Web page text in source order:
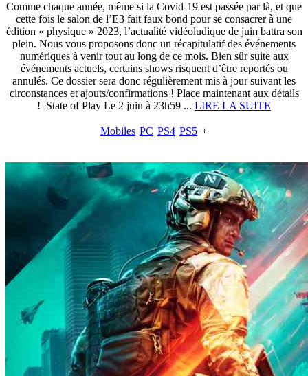
Comme chaque année, même si la Covid-19 est passée par là, et que
cette fois le salon de l’E3 fait faux bond pour se consacrer à une
édition « physique » 2023, l’actualité vidéoludique de juin battra son
plein. Nous vous proposons donc un récapitulatif des événements
numériques à venir tout au long de ce mois. Bien sûr suite aux
événements actuels, certains shows risquent d’être reportés ou
annulés. Ce dossier sera donc régulièrement mis à jour suivant les
circonstances et ajouts/confirmations ! Place maintenant aux détails
! State of Play Le 2 juin à 23h59 ... LIRE LA SUITE
Mobiles PC PS4 PS5 +